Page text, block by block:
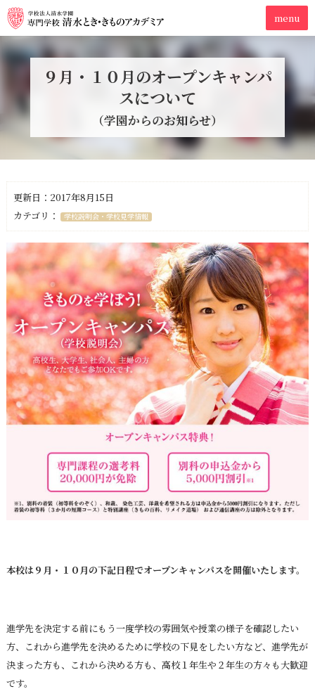
９月・１０月のオープンキャンパ
スについて
（学園からのお知らせ）
更新日：2017年8月15日
カテゴリ：
学校説明会・学校見学情報
本校は９月・１０月の下記日程でオープンキャンパスを開催いたします。
進学先を決定する前にもう一度学校の雰囲気や授業の様子を確認したい
方、これから進学先を決めるために学校の下見をしたい方など、進学先が
決まった方も、これから決める方も、高校１年生や２年生の方々も大歓迎
です。